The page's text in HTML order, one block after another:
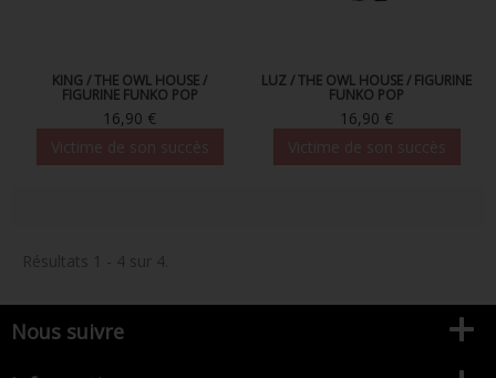
POP PROTECTION
PORTE-CLÉS POCKET POP
FUNKO VINYL SODA
PELUCHE
KING / THE OWL HOUSE /
FIGURINE FUNKO POP
16,90 €
LUZ / THE OWL HOUSE / FIGURINE
FUNKO POP
16,90 €
Résultats 1 - 4 sur 4.
Nous suivre